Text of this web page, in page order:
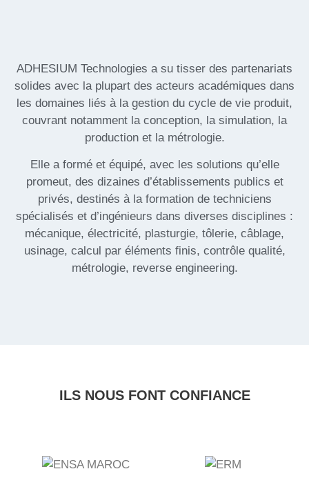
ADHESIUM Technologies a su tisser des partenariats
solides avec la plupart des acteurs académiques dans
les domaines liés à la gestion du cycle de vie produit,
couvrant notamment la conception, la simulation, la
production et la métrologie.
Elle a formé et équipé, avec les solutions qu’elle
promeut, des dizaines d’établissements publics et
privés, destinés à la formation de techniciens
spécialisés et d’ingénieurs dans diverses disciplines :
mécanique, électricité, plasturgie, tôlerie, câblage,
usinage, calcul par éléments finis, contrôle qualité,
métrologie, reverse engineering.
ILS NOUS FONT CONFIANCE